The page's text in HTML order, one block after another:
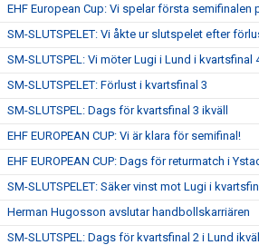
EHF European Cup: Vi spelar första semifinalen
SM-SLUTSPELET: Vi åkte ur slutspelet efter
SM-SLUTSPEL: Vi möter Lugi i Lund i kvartsfinal
SM-SLUTSPELET: Förlust i kvartsfinal 3
SM-SLUTSPEL: Dags för kvartsfinal 3 ikväll
EHF EUROPEAN CUP: Vi är klara för semifinal!
EHF EUROPEAN CUP: Dags för returmatch i
SM-SLUTSPELET: Säker vinst mot Lugi i
Herman Hugosson avslutar handbollskarriären
SM-SLUTSPEL: Dags för kvartsfinal 2 i Lund ikväll